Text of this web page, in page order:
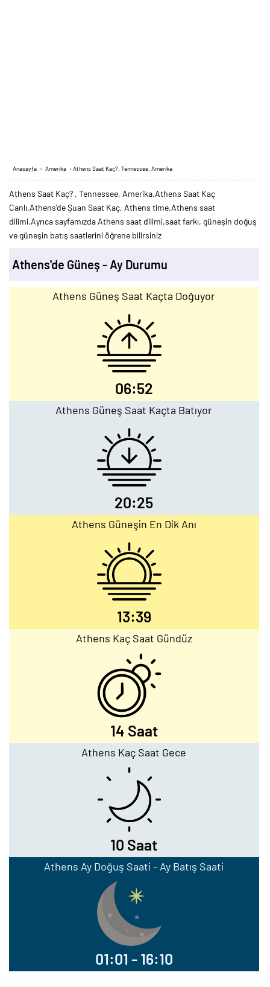
Anasayfa › Amerika › Athens Saat Kaç?, Tennessee, Amerika
Athens Saat Kaç? , Tennessee, Amerika,Athens Saat Kaç
Canlı,Athens'de Şuan Saat Kaç, Athens time,Athens saat
dilimi.Ayrıca sayfamızda Athens saat dilimi,saat farkı, güneşin doğuş
ve güneşin batış saatlerini öğrene bilirsiniz
Athens'de Güneş - Ay Durumu
Athens Güneş Saat Kaçta Doğuyor
06:52
Athens Güneş Saat Kaçta Batıyor
20:25
Athens Güneşin En Dik Anı
13:39
Athens Kaç Saat Gündüz
14 Saat
Athens Kaç Saat Gece
10 Saat
Athens Ay Doğuş Saati - Ay Batış Saati
01:01 - 16:10